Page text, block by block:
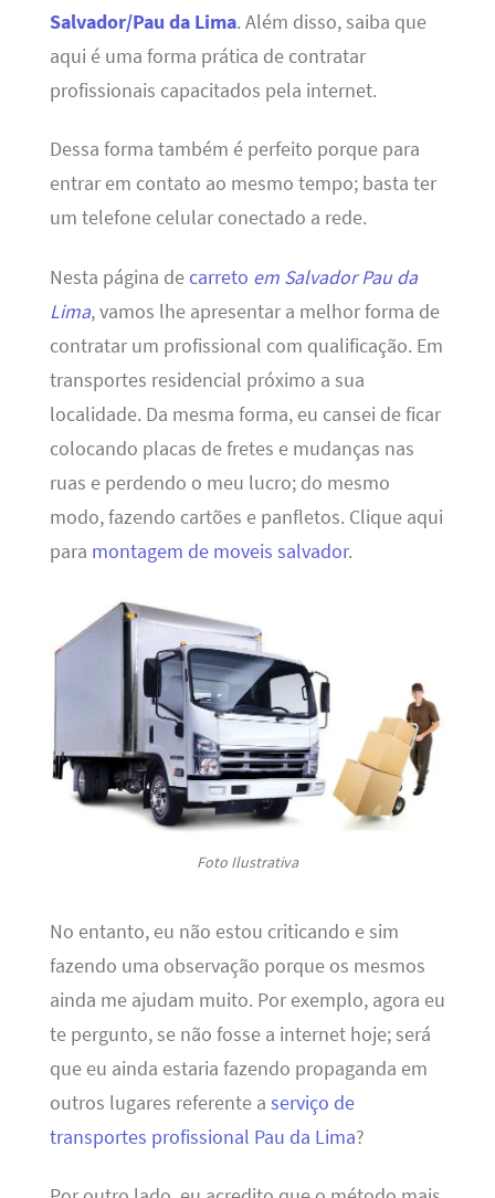
Salvador/Pau da Lima. Além disso, saiba que
aqui é uma forma prática de contratar
profissionais capacitados pela internet.
Dessa forma também é perfeito porque para
entrar em contato ao mesmo tempo; basta ter
um telefone celular conectado a rede.
Nesta página decarreto em Salvador Pau da
Lima, vamos lhe apresentar a melhor forma de
contratar um profissional com qualificação. Em
transportes residencial próximo a sua
localidade. Da mesma forma, eu cansei de ficar
colocando placas de fretes e mudanças nas
ruas e perdendo o meu lucro; do mesmo
modo, fazendo cartões e panfletos. Clique aqui
para montagem de moveis salvador.
Foto Ilustrativa
No entanto, eu não estou criticando e sim
fazendo uma observação porque os mesmos
ainda me ajudam muito. Por exemplo, agora eu
te pergunto, se não fosse a internet hoje; será
que eu ainda estaria fazendo propaganda em
outros lugares referente a serviço de
transportes profissional Pau da Lima?